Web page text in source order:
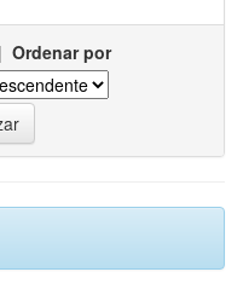
| Ordenar por